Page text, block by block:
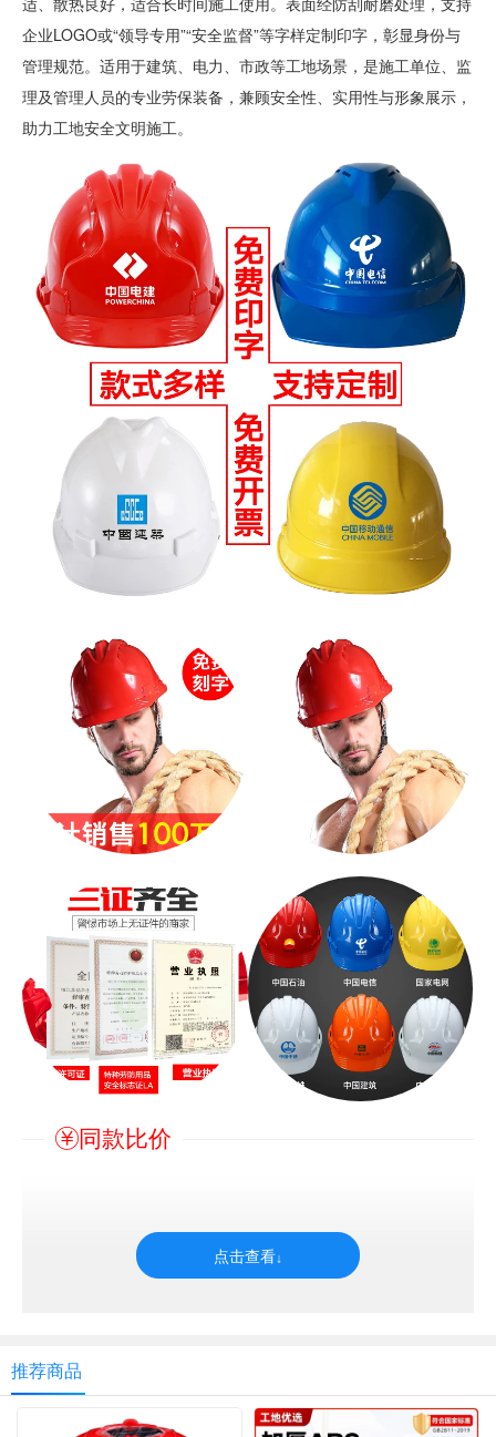
企业LOGO或“领导专用”“安全监督”等字样定制印字，彰显身份与
管理规范。适用于建筑、电力、市政等工地场景，是施工单位、监
理及管理人员的专业劳保装备，兼顾安全性、实用性与形象展示，
助力工地安全文明施工。
同款比价
推荐商品